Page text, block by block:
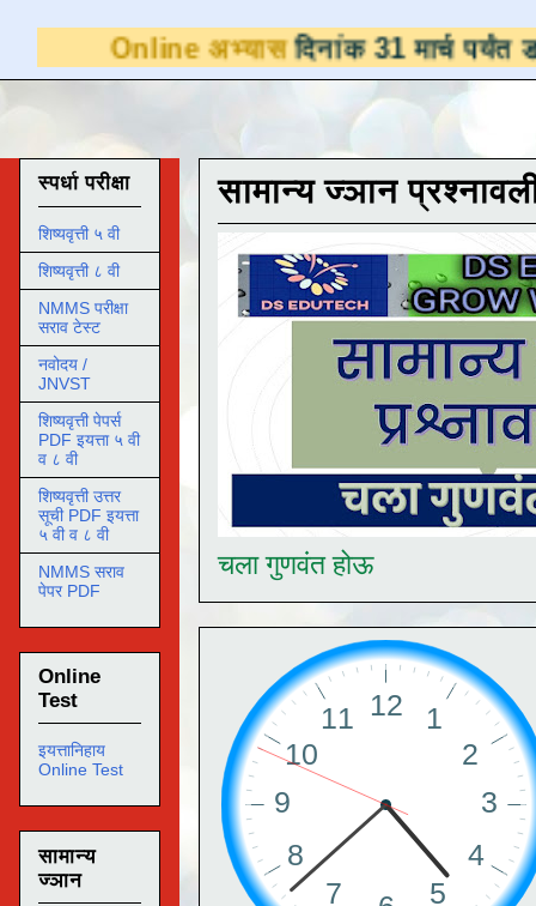
अभ्यासदिनांक 31 मार्च पर्यंत
सामान्य ज्ञान
चला गुणवंत होऊ
स्पर्धा परीक्षा
शिष्यवृत्ती ५ वी
शिष्यवृत्ती ८ वी
NMMS परीक्षा
सराव टेस्ट
नवोदय /
JNVST
शिष्यवृत्ती पेपर्स
PDF इयत्ता ५ वी
व ८ वी
शिष्यवृत्ती उत्तर
सूची PDF इयत्ता
५ वी व ८ वी
NMMS सराव
पेपर PDF
Online
Test
इयत्तानिहाय
Online Test
सामान्य
ज्ञान